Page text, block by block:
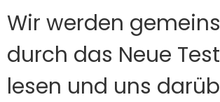
Wir werden
durch das Neue
lesen und uns